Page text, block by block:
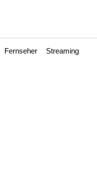
Fernseher Streaming